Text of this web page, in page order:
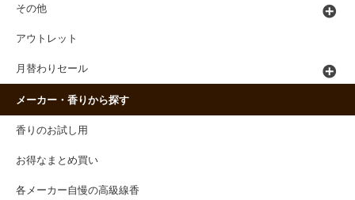
その他
アウトレット
月替わりセール
メーカー・香りから探す
香りのお試し用
お得なまとめ買い
各メーカー自慢の高級線香